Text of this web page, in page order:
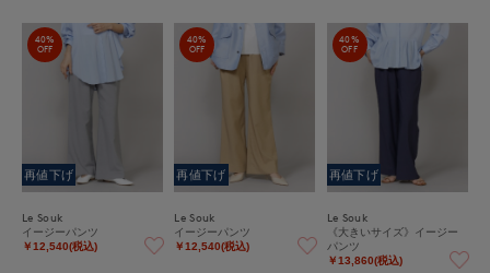
40%
OFF
再値下げ
Le Souk
イージーパンツ
￥12,540(税込)
40%
OFF
再値下げ
Le Souk
イージーパンツ
￥12,540(税込)
40%
OFF
再値下げ
Le Souk
《大きいサイズ》イージー
パンツ
￥13,860(税込)